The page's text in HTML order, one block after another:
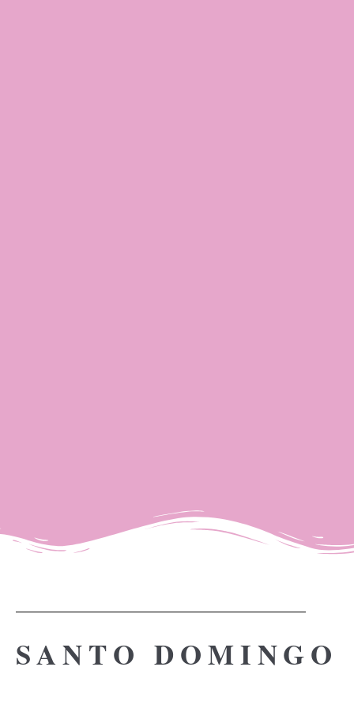
SANTO DOMINGO